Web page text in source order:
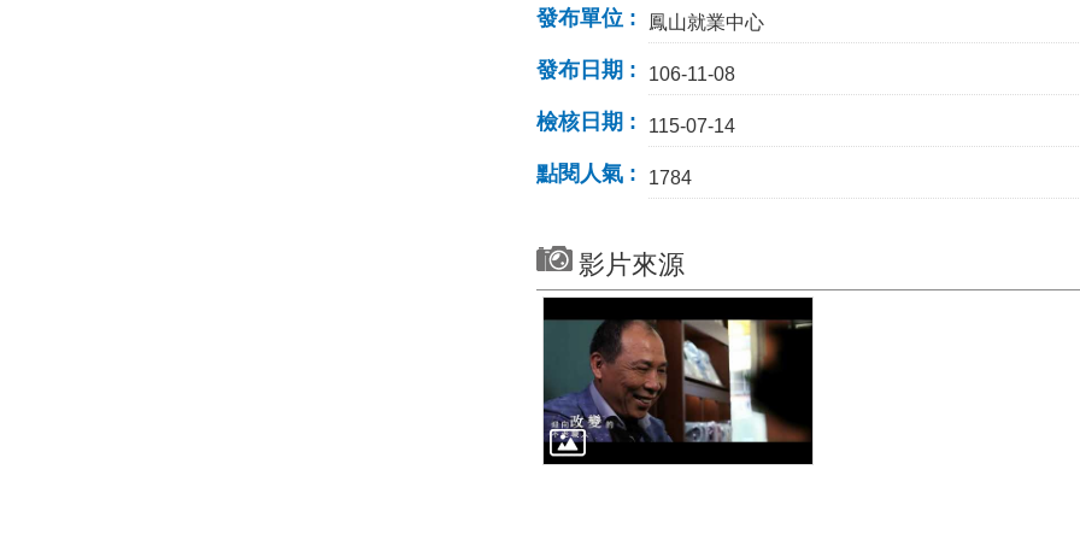
發布單位 鳳山就業中心
發布日期 106-11-08
檢核日期 115-07-14
點閱人氣 1784
影片來源